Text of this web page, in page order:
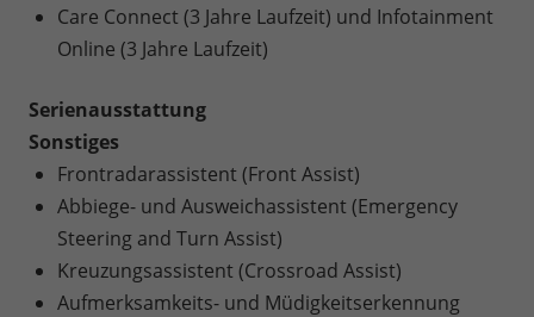
Care Connect (3 Jahre Laufzeit) und Infotainment
Online (3 Jahre Laufzeit)
Serienausstattung
Sonstiges
Frontradarassistent (Front Assist)
Abbiege- und Ausweichassistent (Emergency
Steering and Turn Assist)
Kreuzungsassistent (Crossroad Assist)
Aufmerksamkeits- und Müdigkeitserkennung